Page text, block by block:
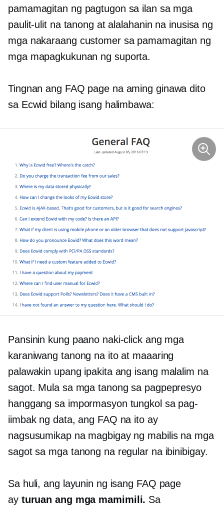
pamamagitan ng pagtugon sa ilan sa mga
paulit-ulit na tanong at alalahanin na inusisa ng
mga nakaraang customer sa pamamagitan ng
mga mapagkukunan ng suporta.
Tingnan ang FAQ page na aming ginawa dito
sa Ecwid bilang isang halimbawa:
Pansinin kung paano naki-click ang mga
karaniwang tanong na ito at maaaring
palawakin upang ipakita ang isang malalim na
sagot. Mula sa mga tanong sa pagpepresyo
hanggang sa impormasyon tungkol sa pag-
iimbak ng data, ang FAQ na ito ay
nagsusumikap na magbigay ng mabilis na mga
sagot sa mga tanong na regular na ibinibigay.
Sa huli, ang layunin ng isang FAQ page
ay turuan ang mga mamimili. Sa